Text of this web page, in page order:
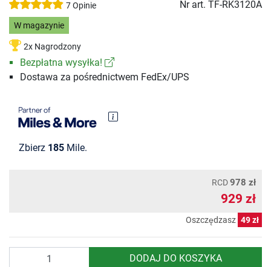
7 Opinie Nr art. TF-RK3120A
W magazynie
2x Nagrodzony
Bezpłatna wysyłka!
Dostawa za pośrednictwem FedEx/UPS
Zbierz 185 Mile.
RCD978 zł
929 zł
Oszczędzasz 49 zł
DODAJ DO KOSZYKA